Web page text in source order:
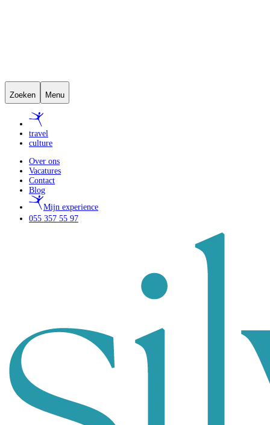
Zoeken Menu
travel
culture
Over ons
Vacatures
Contact
Blog
Mijn experience
055 357 55 97